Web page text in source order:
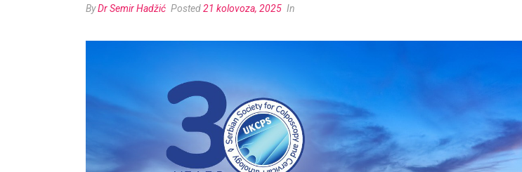
ByDr Semir Hadžić Posted21 kolovoza, 2025 In